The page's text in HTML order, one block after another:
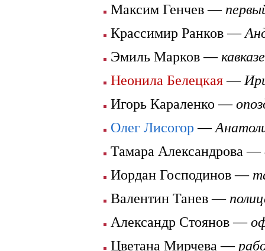
Максим Генчев —
Крассимир Ранков —
Эмиль Марков —
Неонила Белецкая—
Игорь Караленко —
Олег Лисогор —
Тамара Александрова —
Иордан Господинов —
Валентин Танев —
Александр Стоянов —
Цветана Мирчева —